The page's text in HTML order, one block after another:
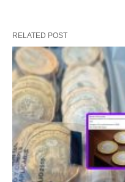
RELATED POST